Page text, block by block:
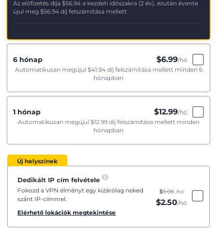
Az előfizetés díja $56.94 a kezdeti időszakra (2 év), ezután évente
újul meg $56.94 díj felszámítása mellett
6 hónap $6.99/hó
Automatikusan megújul $41.94díj felszámítása mellett minden 6
hónapban
1 hónap $12.99/hó
Automatikusan megújul $12.99díj felszámítása mellett minden
hónapban
Új helyszínek
Dedikált IP cím felvétele
Fokozd a VPN élményt egy kizárólag neked
szánt IP-címmel.
Elérhető lokációk megtekintése
$5.00 /hó
$2.50/hó